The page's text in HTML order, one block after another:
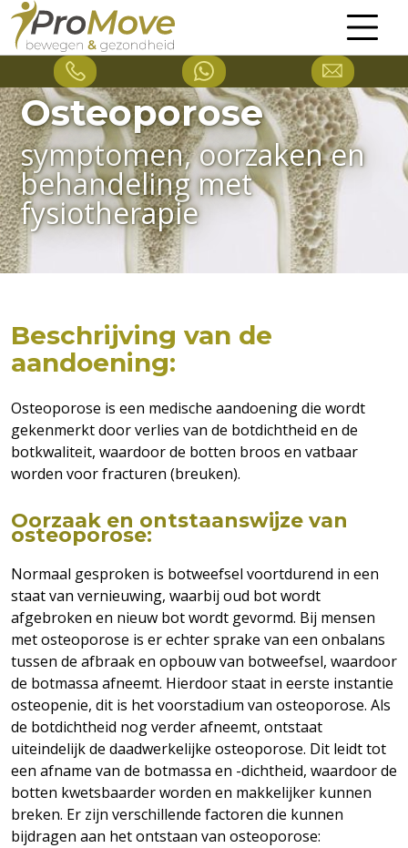
Osteoporose
symptomen, oorzaken en
behandeling met
fysiotherapie
Beschrijving van de
aandoening:
Osteoporose is een medische aandoening die wordt
gekenmerkt door verlies van de botdichtheid en de
botkwaliteit, waardoor de botten broos en vatbaar
worden voor fracturen (breuken).
Oorzaak en ontstaanswijze van
osteoporose:
Normaal gesproken is botweefsel voortdurend in een
staat van vernieuwing, waarbij oud bot wordt
afgebroken en nieuw bot wordt gevormd. Bij mensen
met osteoporose is er echter sprake van een onbalans
tussen de afbraak en opbouw van botweefsel, waardoor
de botmassa afneemt. Hierdoor staat in eerste instantie
osteopenie, dit is het voorstadium van osteoporose. Als
de botdichtheid nog verder afneemt, ontstaat
uiteindelijk de daadwerkelijke osteoporose. Dit leidt tot
een afname van de botmassa en -dichtheid, waardoor de
botten kwetsbaarder worden en makkelijker kunnen
breken. Er zijn verschillende factoren die kunnen
bijdragen aan het ontstaan van osteoporose: